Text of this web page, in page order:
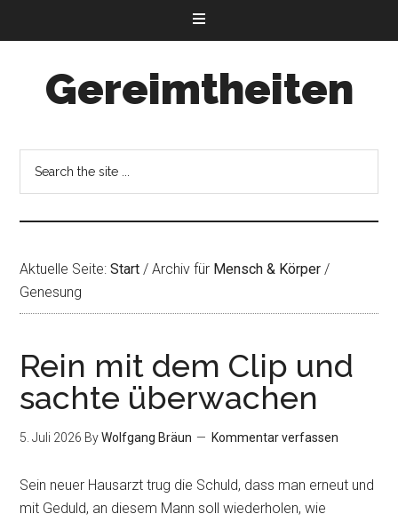
Gereimtheiten
Aktuelle Seite:Start / Archiv für Mensch & Körper /
Genesung
Rein mit dem Clip und
sachte überwachen
5. Juli 2026 ByWolfgang Bräun Kommentar verfassen
Sein neuer Hausarzt trug die Schuld, dass man erneut und
mit Geduld, an diesem Mann soll wiederholen, wie